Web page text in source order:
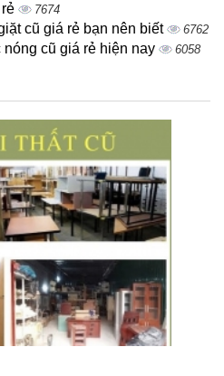
7674
cũ giá rẻ bạn nên biết 6762
cũ giá rẻ hiện nay 6058